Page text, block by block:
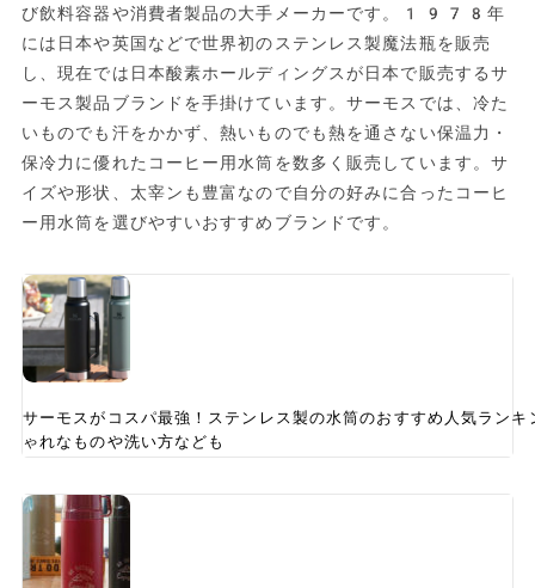
び飲料容器や消費者製品の大手メーカーです。1978年
には日本や英国などで世界初のステンレス製魔法瓶を販売
し、現在では日本酸素ホールディングスが日本で販売するサ
ーモス製品ブランドを手掛けています。サーモスでは、冷た
いものでも汗をかかず、熱いものでも熱を通さない保温力・
保冷力に優れたコーヒー用水筒を数多く販売しています。サ
イズや形状、太宰ンも豊富なので自分の好みに合ったコーヒ
ー用水筒を選びやすいおすすめブランドです。
サーモスがコスパ最強！ステンレス製の水筒のおすすめ人気ラン
ゃれなものや洗い方なども